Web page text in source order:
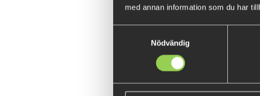
med annan information som du har
Nödvändig